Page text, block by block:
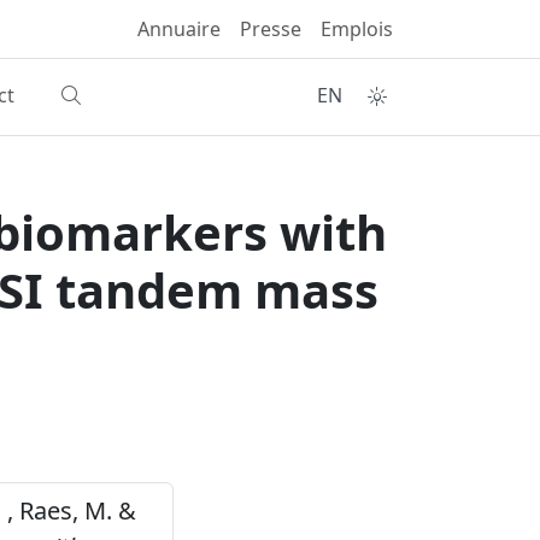
Annuaire Presse Emplois
EN
with
tandem mass
Raes, M. &